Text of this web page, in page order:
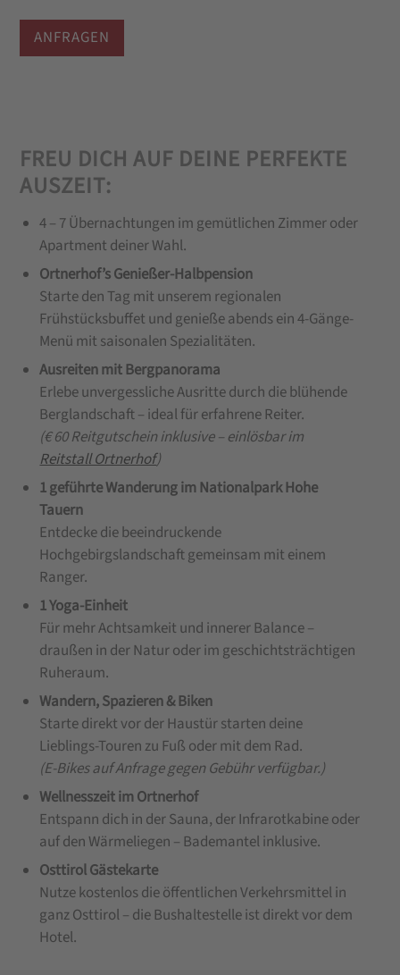
ANFRAGEN
FREU DICH AUF DEINE PERFEKTE
AUSZEIT:
4 – 7 Übernachtungen im gemütlichen Zimmer oder
Apartment deiner Wahl.
Ortnerhof’s Genießer-Halbpension
Starte den Tag mit unserem regionalen
Frühstücksbuffet und genieße abends ein 4-Gänge-
Menü mit saisonalen Spezialitäten.
Ausreiten mit Bergpanorama
Erlebe unvergessliche Ausritte durch die blühende
Berglandschaft – ideal für erfahrene Reiter.
(€ 60 Reitgutschein inklusive – einlösbar im
Reitstall Ortnerhof)
1 geführte Wanderung im Nationalpark Hohe
Tauern
Entdecke die beeindruckende
Hochgebirgslandschaft gemeinsam mit einem
Ranger.
1 Yoga-Einheit
Für mehr Achtsamkeit und innerer Balance –
draußen in der Natur oder im geschichtsträchtigen
Ruheraum.
Wandern, Spazieren & Biken
Starte direkt vor der Haustür starten deine
Lieblings-Touren zu Fuß oder mit dem Rad.
(E-Bikes auf Anfrage gegen Gebühr verfügbar.)
Wellnesszeit im Ortnerhof
Entspann dich in der Sauna, der Infrarotkabine oder
auf den Wärmeliegen – Bademantel inklusive.
Osttirol Gästekarte
Nutze kostenlos die öffentlichen Verkehrsmittel in
ganz Osttirol – die Bushaltestelle ist direkt vor dem
Hotel.